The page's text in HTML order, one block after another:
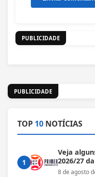
PUBLICIDADE
PUBLICIDADE
TOP 10 NOTÍCIAS
1
Veja
2026/27
8 de agosto